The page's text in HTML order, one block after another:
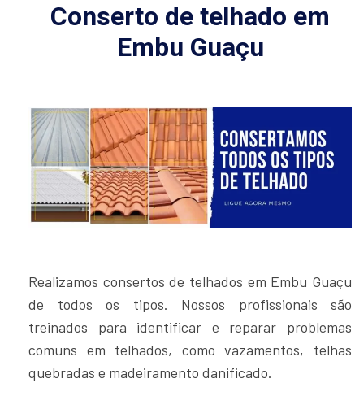
Conserto de telhado em
Embu Guaçu
Realizamos consertos de telhados em Embu Guaçu
de todos os tipos. Nossos profissionais são
treinados para identificar e reparar problemas
comuns em telhados, como vazamentos, telhas
quebradas e madeiramento danificado.